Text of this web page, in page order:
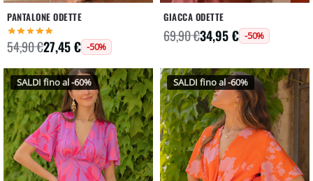
PANTALONE ODETTE
54,90€27,45€ -50%
GIACCA ODETTE
69,90€34,95€ -50%
SALDI fino al -60% SALDI fino al -60%